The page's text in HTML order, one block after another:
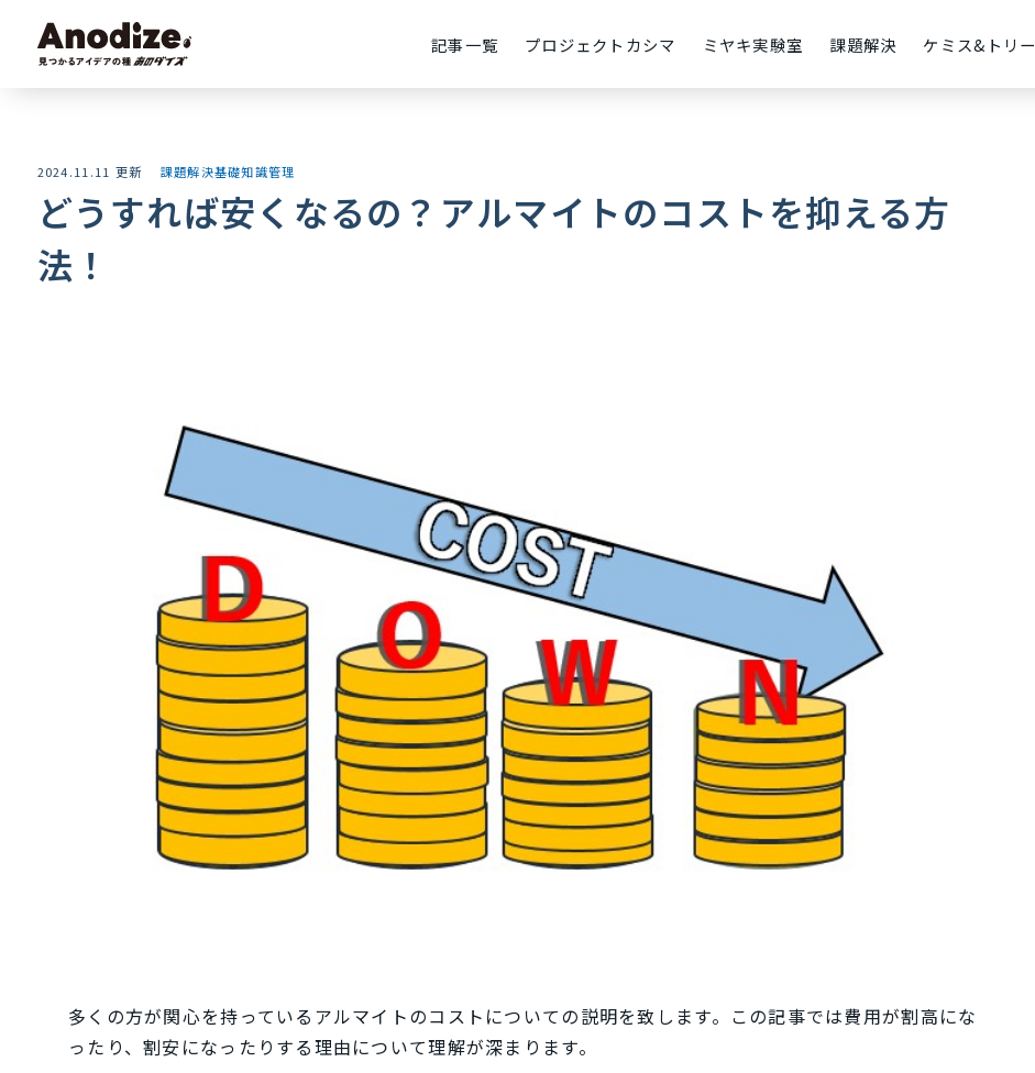
記事一覧 プロジェクトカシマ ミヤキ実験室 課題解決 ケミス&トリー
2024.11.11 更新 課題解決基礎知識管理
どうすれば安くなるの？アルマイトのコストを抑える方
法！
多くの方が関心を持っているアルマイトのコストについての説明を致します。この記事では費用が割高にな
ったり、割安になったりする理由について理解が深まります。